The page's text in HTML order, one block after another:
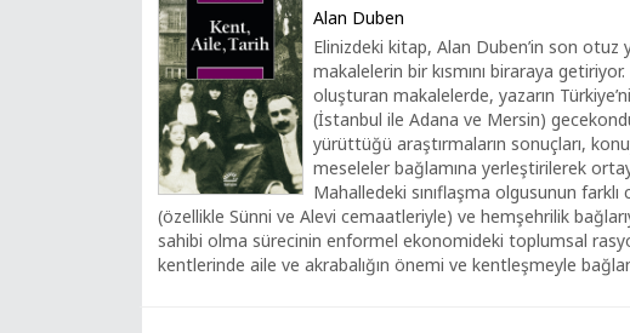
Alan Duben
Elinizdeki kitap, Alan Duben’in son otuz
makalelerin bir kısmını biraraya
oluşturan makalelerde, yazarın
(İstanbul ile Adana ve Mersin)
yürüttüğü araştırmaların sonuçları,
meseleler bağlamına yerleştirilerek
Mahalledeki sınıflaşma olgusunun
(özellikle Sünni ve Alevi cemaatleriyle) ve hemşehrilik
sahibi olma sürecinin enformel ekonomideki toplumsal
kentlerinde aile ve akrabalığın önemi ve kentleşmeyle